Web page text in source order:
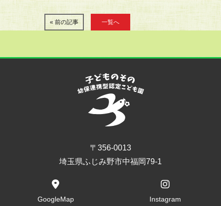
« 前の記事 一覧へ
〒356-0013
埼玉県ふじみ野市中福岡79-1
GoogleMap Instagram